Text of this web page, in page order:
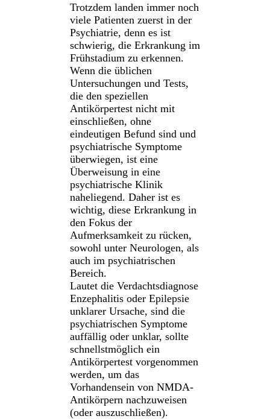
Trotzdem landen immer noch
viele Patienten zuerst in der
Psychiatrie, denn es ist
schwierig, die Erkrankung im
Frühstadium zu erkennen.
Wenn die üblichen
Untersuchungen und Tests,
die den speziellen
Antikörpertest nicht mit
einschließen, ohne
eindeutigen Befund sind und
psychiatrische Symptome
überwiegen, ist eine
Überweisung in eine
psychiatrische Klinik
naheliegend. Daher ist es
wichtig, diese Erkrankung in
den Fokus der
Aufmerksamkeit zu rücken,
sowohl unter Neurologen, als
auch im psychiatrischen
Bereich.
Lautet die Verdachtsdiagnose
Enzephalitis oder Epilepsie
unklarer Ursache, sind die
psychiatrischen Symptome
auffällig oder unklar, sollte
schnellstmöglich ein
Antikörpertest vorgenommen
werden, um das
Vorhandensein von NMDA-
Antikörpern nachzuweisen
(oder auszuschließen).